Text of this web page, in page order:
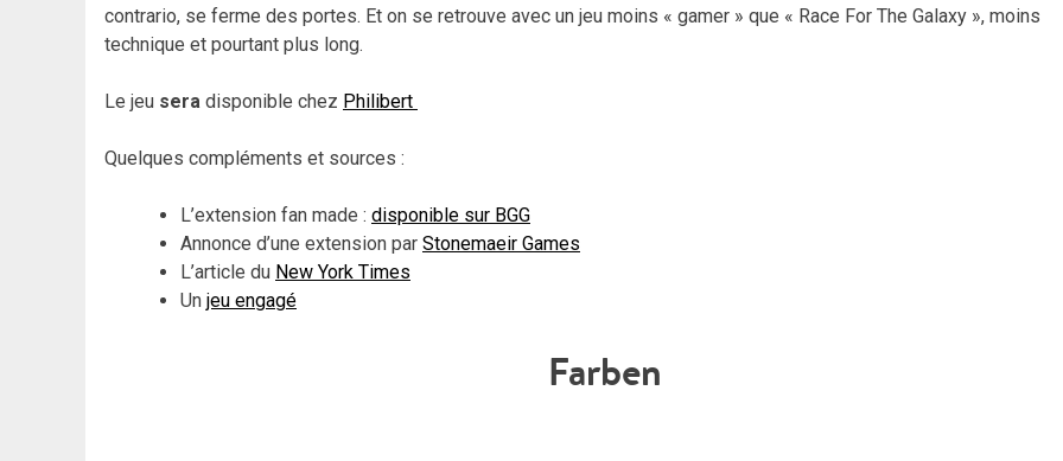
contrario, se ferme des portes. Et on se retrouve avec un jeu moins « gamer » que « Race For The Galaxy », moins
technique et pourtant plus long.
Le jeu sera disponible chez Philibert
Quelques compléments et sources :
L’extension fan made : disponible sur BGG
Annonce d’une extension par Stonemaeir Games
L’article du New York Times
Un jeu engagé
Farben